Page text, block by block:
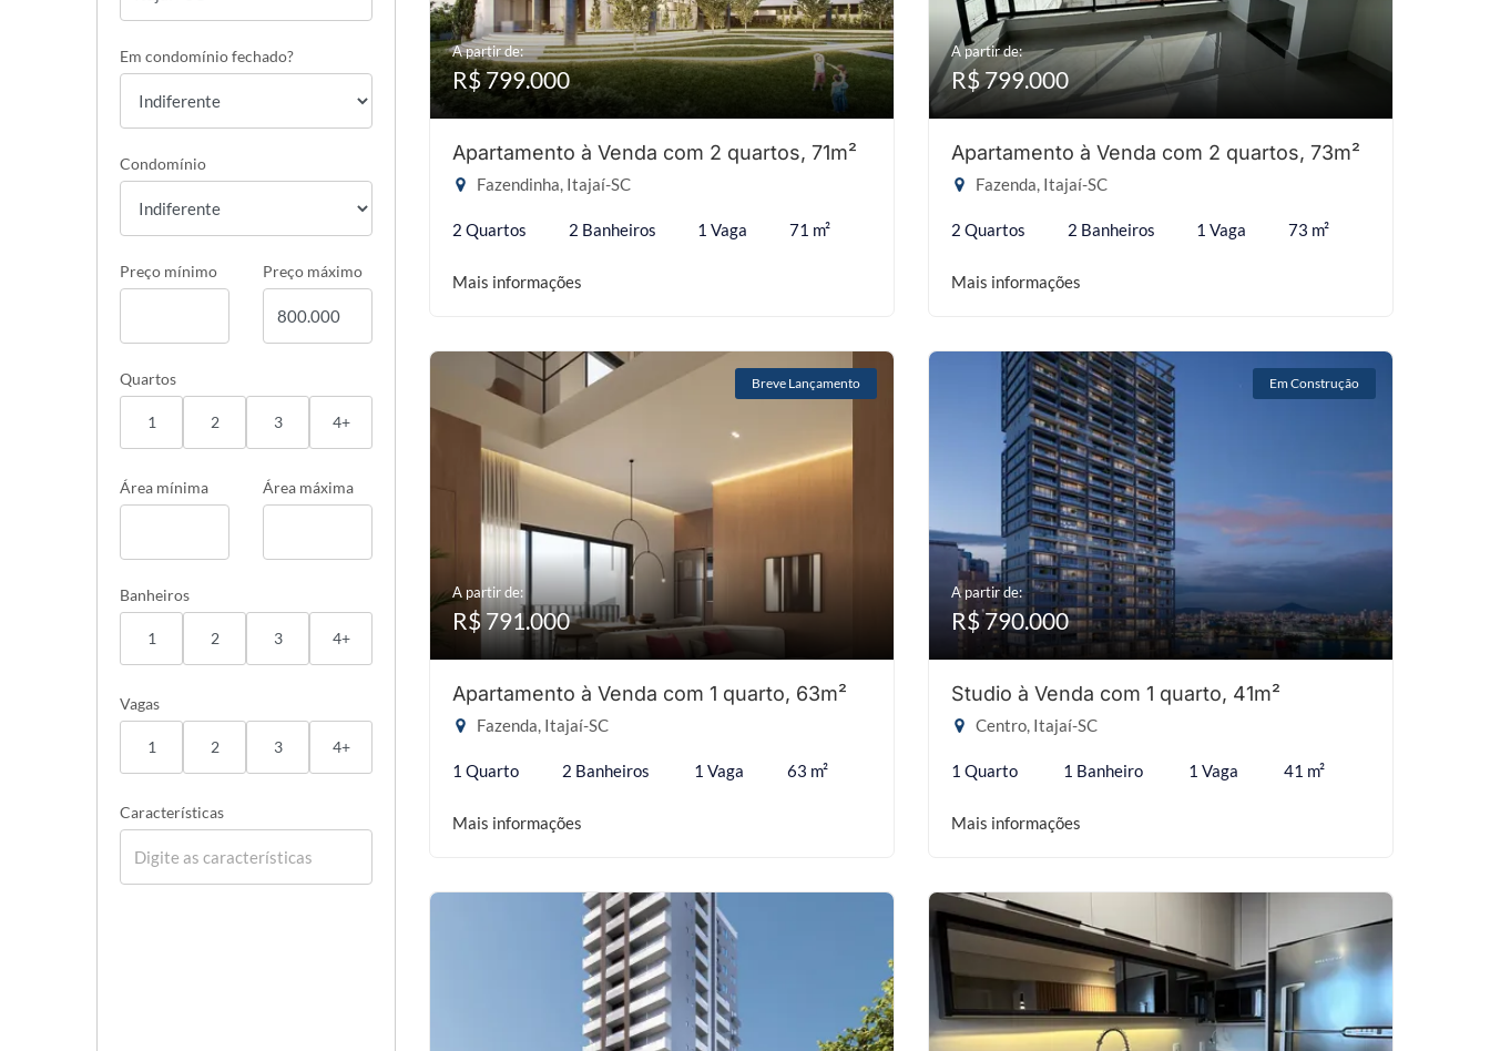
Em condomínio fechado?
Condomínio
Preço mínimo Preço máximo
Quartos
1 2 3 4+
Área mínima Área máxima
Banheiros
1 2 3 4+
Vagas
1 2 3 4+
Características
A partir de:
R$ 799.000
Apartamento à Venda com 2 quartos, 71m²
Fazendinha, Itajaí-SC
2 Quartos 2 Banheiros 1 Vaga 71 m²
Mais informações
A partir de:
R$ 799.000
Apartamento à Venda com 2 quartos, 73m²
Fazenda, Itajaí-SC
2 Quartos 2 Banheiros 1 Vaga 73 m²
Mais informações
Breve Lançamento
A partir de:
R$ 791.000
Apartamento à Venda com 1 quarto, 63m²
Fazenda, Itajaí-SC
1 Quarto 2 Banheiros 1 Vaga 63 m²
Mais informações
Em Construção
A partir de:
R$ 790.000
Studio à Venda com 1 quarto, 41m²
Centro, Itajaí-SC
1 Quarto 1 Banheiro 1 Vaga 41 m²
Mais informações